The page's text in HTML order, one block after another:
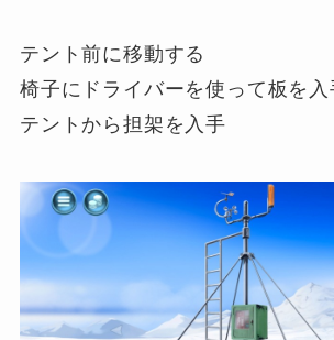
テント前に移動する
椅子にドライバーを使って板を入
テントから担架を入手